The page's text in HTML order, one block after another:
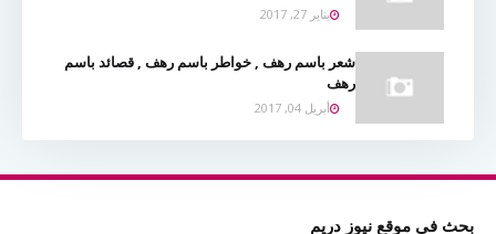
يناير 27, 2017
شعر باسم رهف , خواطر باسم رهف , قصائد باسم
رهف
أبريل 04, 2017
بحث في موقع نيوز دريم